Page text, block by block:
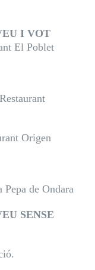
I VOT
El Poblet
Origen
Pepa de Ondara
SENSE